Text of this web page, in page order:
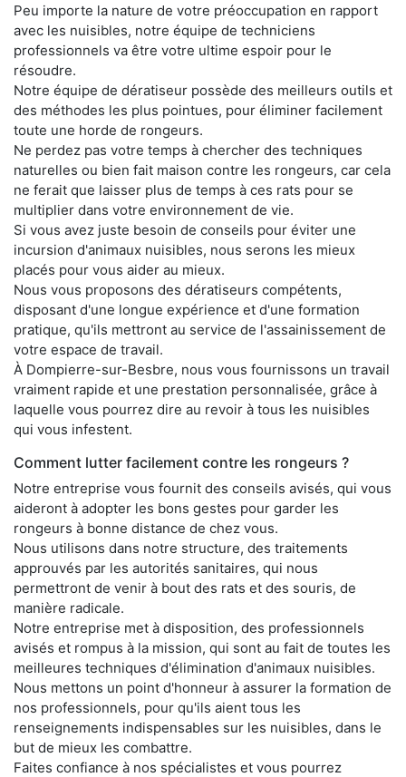
Peu importe la nature de votre préoccupation en rapport
avec les nuisibles, notre équipe de techniciens
professionnels va être votre ultime espoir pour le
résoudre.
Notre équipe de dératiseur possède des meilleurs outils et
des méthodes les plus pointues, pour éliminer facilement
toute une horde de rongeurs.
Ne perdez pas votre temps à chercher des techniques
naturelles ou bien fait maison contre les rongeurs, car cela
ne ferait que laisser plus de temps à ces rats pour se
multiplier dans votre environnement de vie.
Si vous avez juste besoin de conseils pour éviter une
incursion d'animaux nuisibles, nous serons les mieux
placés pour vous aider au mieux.
Nous vous proposons des dératiseurs compétents,
disposant d'une longue expérience et d'une formation
pratique, qu'ils mettront au service de l'assainissement de
votre espace de travail.
À Dompierre-sur-Besbre, nous vous fournissons un travail
vraiment rapide et une prestation personnalisée, grâce à
laquelle vous pourrez dire au revoir à tous les nuisibles
qui vous infestent.
Comment lutter facilement contre les rongeurs ?
Notre entreprise vous fournit des conseils avisés, qui vous
aideront à adopter les bons gestes pour garder les
rongeurs à bonne distance de chez vous.
Nous utilisons dans notre structure, des traitements
approuvés par les autorités sanitaires, qui nous
permettront de venir à bout des rats et des souris, de
manière radicale.
Notre entreprise met à disposition, des professionnels
avisés et rompus à la mission, qui sont au fait de toutes les
meilleures techniques d'élimination d'animaux nuisibles.
Nous mettons un point d'honneur à assurer la formation de
nos professionnels, pour qu'ils aient tous les
renseignements indispensables sur les nuisibles, dans le
but de mieux les combattre.
Faites confiance à nos spécialistes et vous pourrez